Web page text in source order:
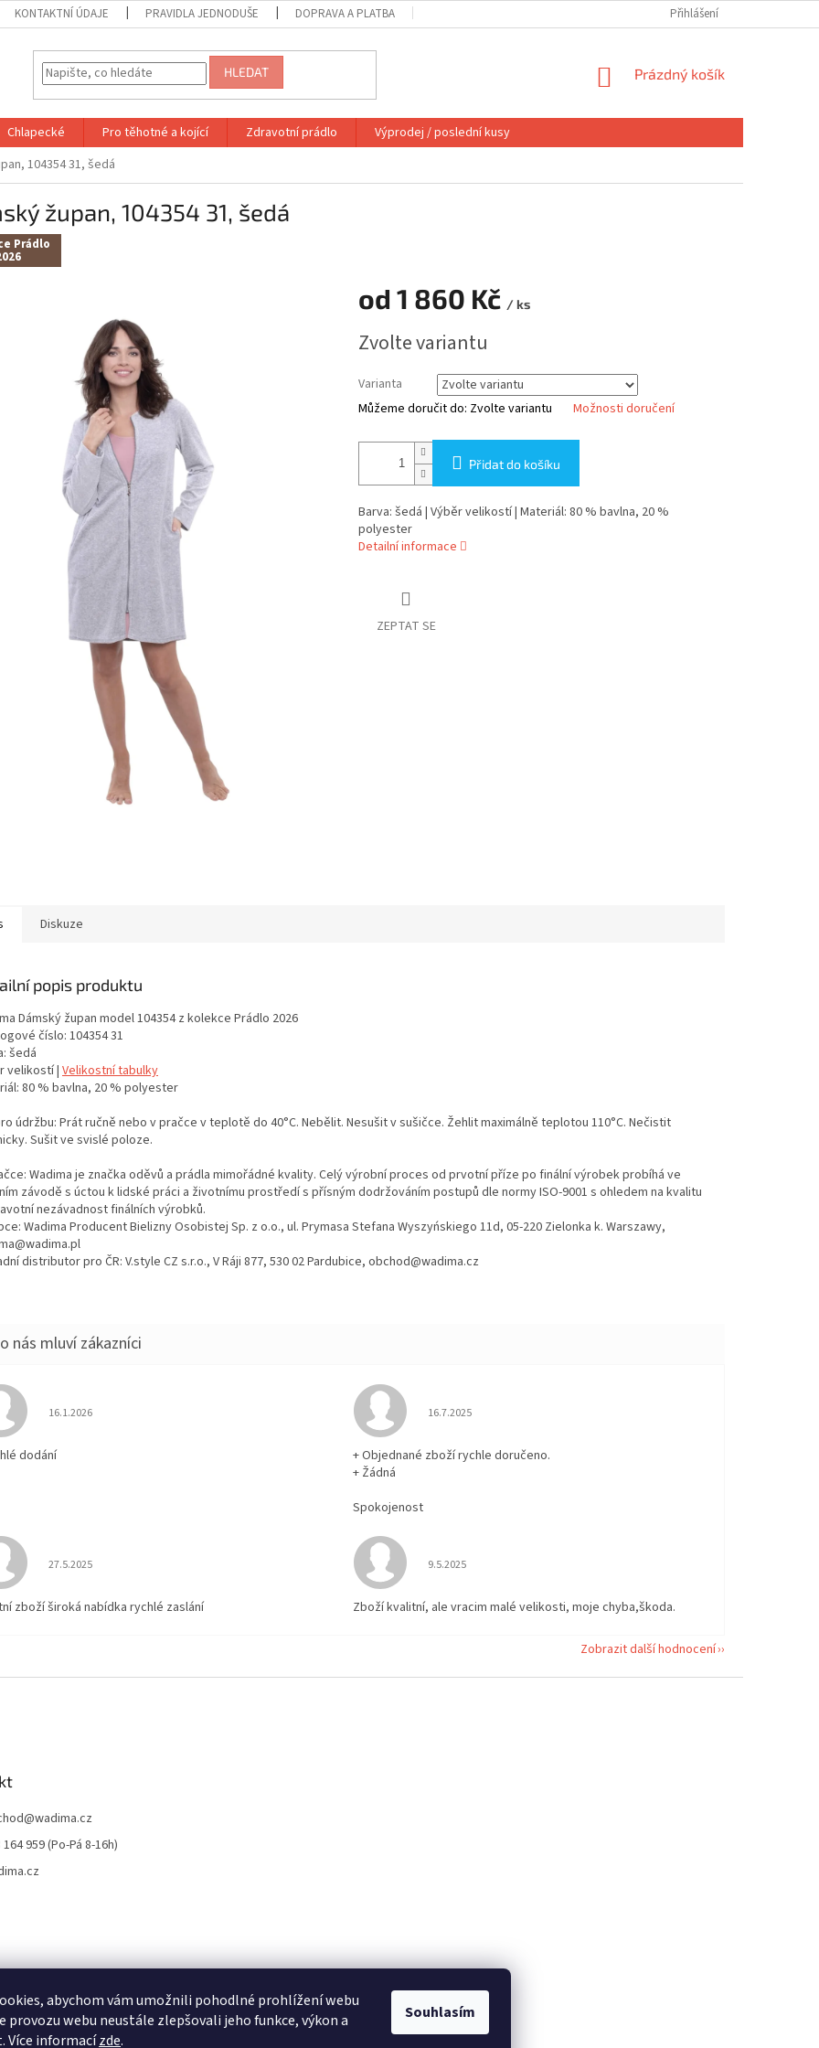
abychom vám umožnili pohodlné prohlížení webu
provozu webu neustále zlepšovali jeho funkce, výkon a
Více informacízde.
Souhlasím
KONTAKTNÍ ÚDAJE PRAVIDLA JEDNODUŠE DOPRAVA A PLATBA VÝMĚNA NEBO VRÁCENÍ
Přihlášení
HLEDAT
NÁKUPNÍ
Prázdný košík
Chlapecké Pro těhotné a kojící Zdravotní prádlo
Výprodej / poslední kusy
104354 31, šedá
župan, 104354 31, šedá
Prádlo
od 1 860 Kč / ks
cena:
Zvolte variantu
Varianta
Můžeme doručit do: Zvolte variantu Možnosti doručení
Přidat do košíku
Barva: šedá | Výběr velikostí | Materiál: 80 % bavlna, 20 %
polyester
Detailní informace
ZEPTAT SE
Diskuze
popis produktu
Dámský župan model 104354 z kolekce Prádlo 2026
číslo: 104354 31
šedá
velikostí |Velikostní tabulky
80 % bavlna, 20 % polyester
údržbu: Prát ručně nebo v pračce v teplotě do 40°C. Nebělit. Nesušit v sušičce. Žehlit maximálně teplotou 110°C. Nečistit
Sušit ve svislé poloze.
Wadima je značka oděvů a prádla mimořádné kvality. Celý výrobní proces od prvotní příze po finální výrobek probíhá ve
závodě s úctou k lidské práci a životnímu prostředí s přísným dodržováním postupů dle normy ISO-9001 s ohledem na kvalitu
nezávadnost finálních výrobků.
Wadima Producent Bielizny Osobistej Sp. z o.o., ul. Prymasa Stefana Wyszyńskiego 11d, 05-220 Zielonka k. Warszawy,
distributor pro ČR: V.style CZ s.r.o., V Ráji 877, 530 02 Pardubice, obchod@wadima.cz
Hodnocení obchodu je 5 z 5 hvězdiček.
16.1.2026
dodání
Hodnocení obchodu je 5 z 5 hvězdiček.
16.7.2025
+ Objednané zboží rychle doručeno.
+ Žádná
Spokojenost
Hodnocení obchodu je 5 z 5 hvězdiček.
27.5.2025
zboží široká nabídka rychlé zaslání
Hodnocení obchodu je 5 z 5 hvězdiček.
9.5.2025
Zboží kvalitní, ale vracim malé velikosti, moje chyba,škoda.
Zobrazit další hodnocení
@wadima.cz
164 959 (Po-Pá 8-16h)